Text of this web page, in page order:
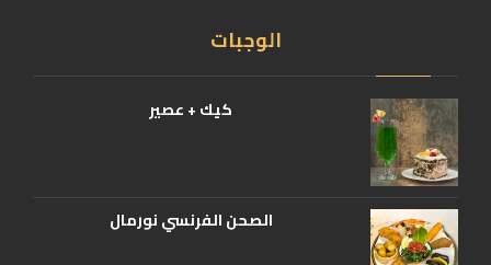
الوجبات
كيك + عصير
الصحن الفرنسي نورمال